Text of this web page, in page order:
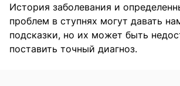
История заболевания и
проблем в ступнях могут давать
подсказки, но их может быть
поставить точный диагноз.